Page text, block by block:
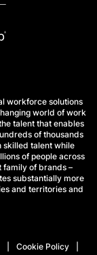
workforce solutions
world of work
talent that enables
of thousands
skilled talent while
of people across
family of brands –
substantially more
and territories and
Cookie Policy